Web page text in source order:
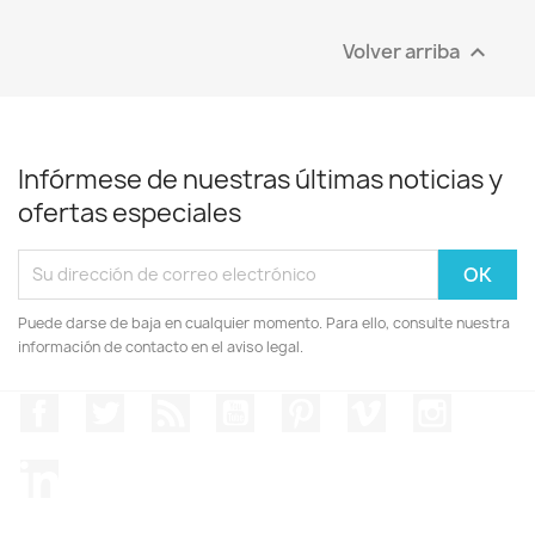
Volver arriba 
Infórmese de nuestras últimas noticias y
ofertas especiales
Puede darse de baja en cualquier momento. Para ello, consulte nuestra
información de contacto en el aviso legal.